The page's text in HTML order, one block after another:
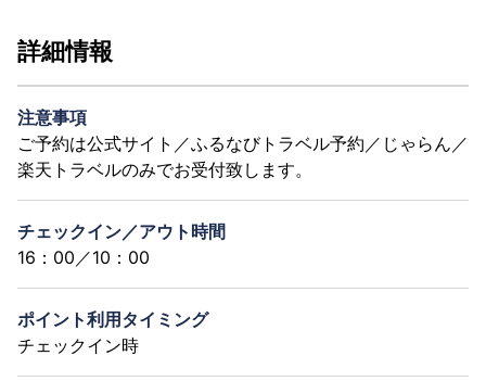
詳細情報
注意事項
ご予約は公式サイト／ふるなびトラベル予約／じゃらん／
楽天トラベルのみでお受付致します。
チェックイン／アウト時間
16：00／10：00
ポイント利用タイミング
チェックイン時